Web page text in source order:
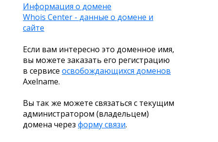
Информация о домене
Whois Center - данные о домене и
сайте
Если вам интересно это доменное имя,
вы можете заказать его регистрацию
в сервисе освобождающихся доменов
Axelname.
Вы так же можете связаться с текущим
администратором (владельцем)
домена через форму связи.